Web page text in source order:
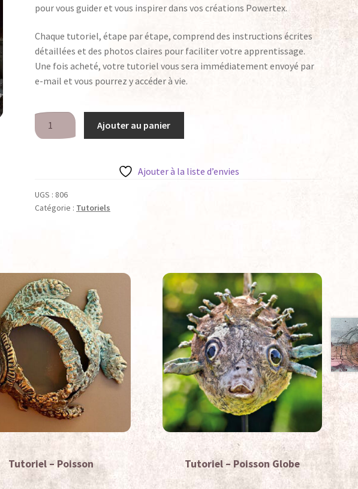
pour vous guider et vous inspirer dans vos créations Powertex.
Chaque tutoriel, étape par étape, comprend des instructions écrites
détaillées et des photos claires pour faciliter votre apprentissage.
Une fois acheté, votre tutoriel vous sera immédiatement envoyé par
e-mail et vous pourrez y accéder à vie.
de
Ajouter au panier
Ajouter à la liste d’envies
UGS : 806
Catégorie : Tutoriels
Tutoriel – Poisson Tutoriel – Poisson Globe